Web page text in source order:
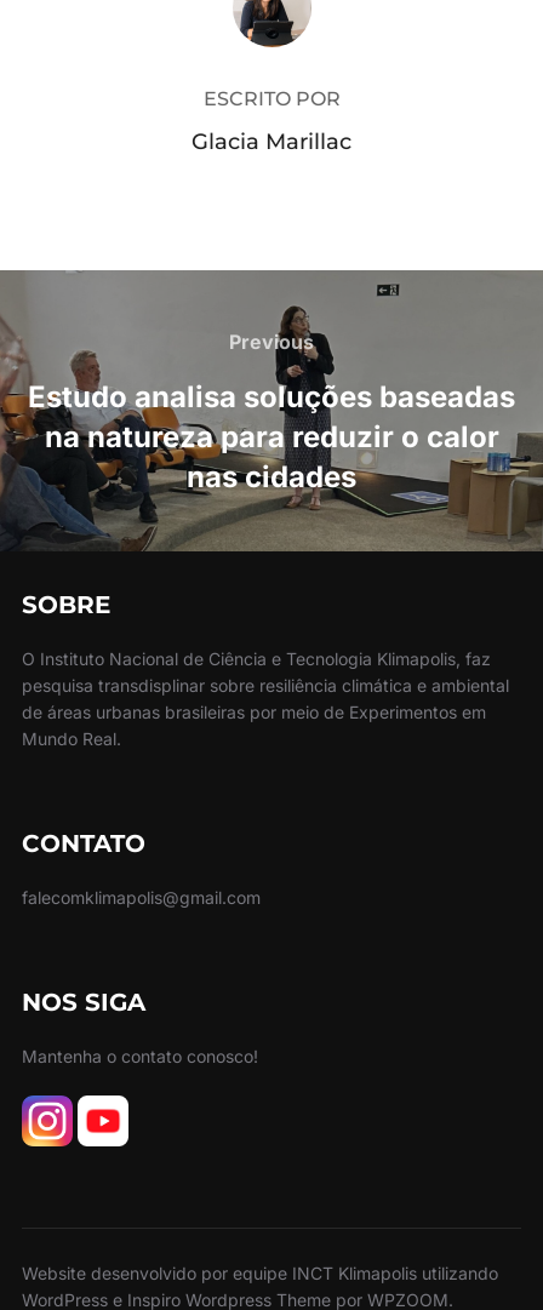
ESCRITO POR
Glacia Marillac
de
Post
Previous
Previous
Estudo analisa soluções baseadas
na natureza para reduzir o calor
nas cidades
SOBRE
O Instituto Nacional de Ciência e Tecnologia Klimapolis, faz
pesquisa transdisplinar sobre resiliência climática e ambiental
de áreas urbanas brasileiras por meio de Experimentos em
Mundo Real.
CONTATO
falecomklimapolis@gmail.com
NOS SIGA
Mantenha o contato conosco!